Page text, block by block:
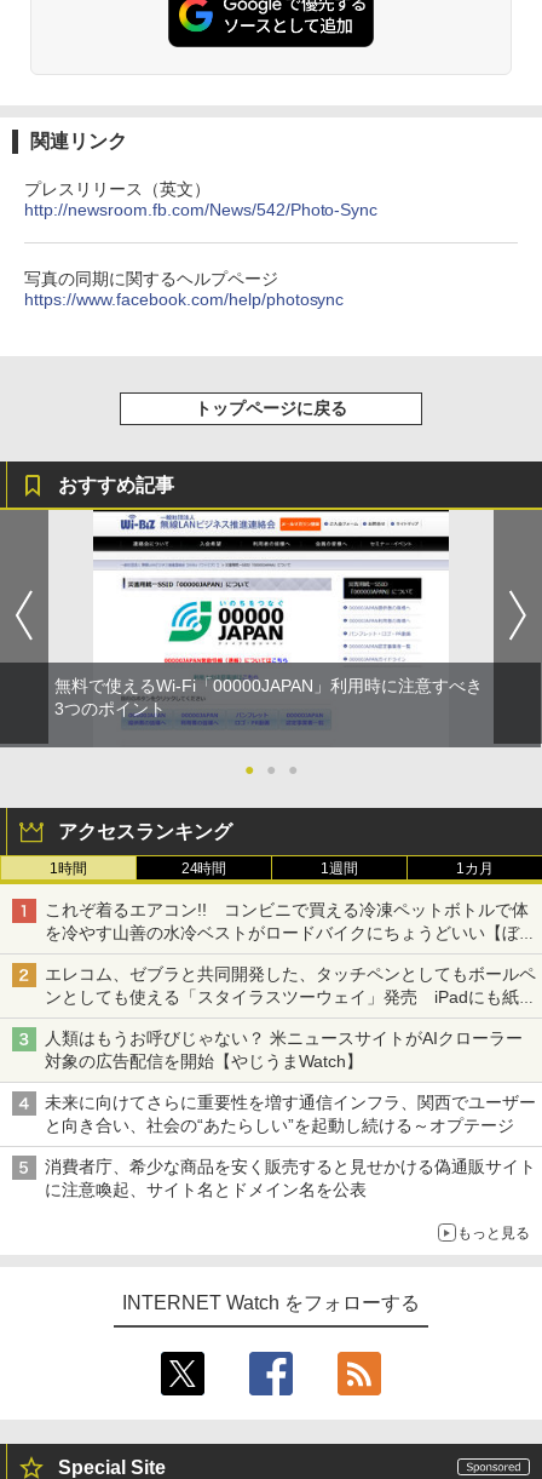
関連リンク
プレスリリース（英文）
http://newsroom.fb.com/News/542/Photo-Sync
写真の同期に関するヘルプページ
https://www.facebook.com/help/photosync
トップページに戻る
おすすめ記事
無料で使えるWi-Fi「00000JAPAN」利用時に注意すべき
3つのポイント
● ● ●
アクセスランキング
1時間 24時間 1週間 1カ月
これぞ着るエアコン!! コンビニで買える冷凍ペットボトルで体
を冷やす山善の水冷ベストがロードバイクにちょうどいい【ぼっ
ち・ざ・ろーど！その14】【空いた時間でなにしてる？】
エレコム、ゼブラと共同開発した、タッチペンとしてもボールペ
ンとしても使える「スタイラスツーウェイ」発売 iPadにも紙に
も、持ち替えずに書き込める
人類はもうお呼びじゃない？ 米ニュースサイトがAIクローラー
対象の広告配信を開始【やじうまWatch】
未来に向けてさらに重要性を増す通信インフラ、関西でユーザー
と向き合い、社会の“あたらしい”を起動し続ける～オプテージ
消費者庁、希少な商品を安く販売すると見せかける偽通販サイト
に注意喚起、サイト名とドメイン名を公表
もっと見る
INTERNET Watch をフォローする
Special Site